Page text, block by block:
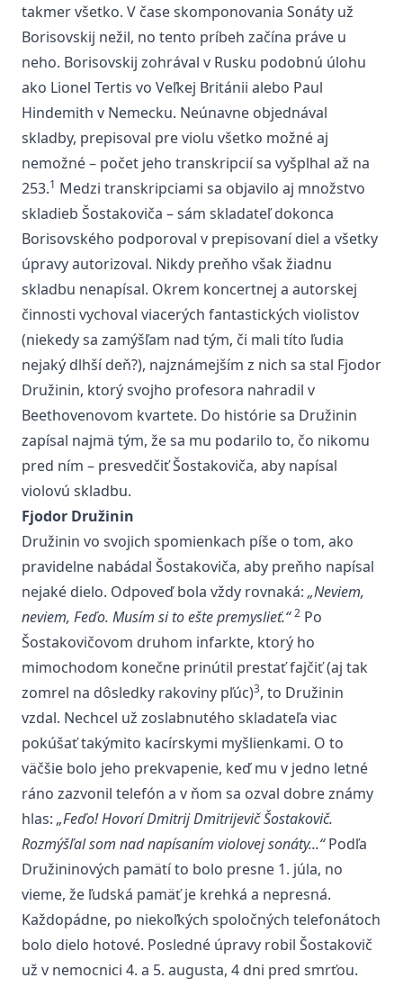
takmer všetko. V čase skomponovania Sonáty už
Borisovskij nežil, no tento príbeh začína práve u
neho. Borisovskij zohrával v Rusku podobnú úlohu
ako Lionel Tertis vo Veľkej Británii alebo Paul
Hindemith v Nemecku. Neúnavne objednával
skladby, prepisoval pre violu všetko možné aj
nemožné – počet jeho transkripcií sa vyšplhal až na
253.1 Medzi transkripciami sa objavilo aj množstvo
skladieb Šostakoviča – sám skladateľ dokonca
Borisovského podporoval v prepisovaní diel a všetky
úpravy autorizoval. Nikdy preňho však žiadnu
skladbu nenapísal. Okrem koncertnej a autorskej
činnosti vychoval viacerých fantastických violistov
(niekedy sa zamýšľam nad tým, či mali títo ľudia
nejaký dlhší deň?), najznámejším z nich sa stal Fjodor
Družinin, ktorý svojho profesora nahradil v
Beethovenovom kvartete. Do histórie sa Družinin
zapísal najmä tým, že sa mu podarilo to, čo nikomu
pred ním – presvedčiť Šostakoviča, aby napísal
violovú skladbu.
Fjodor Družinin
Družinin vo svojich spomienkach píše o tom, ako
pravidelne nabádal Šostakoviča, aby preňho napísal
nejaké dielo. Odpoveď bola vždy rovnaká: „Neviem,
neviem, Feďo. Musím si to ešte premyslieť.“ 2 Po
Šostakovičovom druhom infarkte, ktorý ho
mimochodom konečne prinútil prestať fajčiť (aj tak
zomrel na dôsledky rakoviny pľúc)3, to Družinin
vzdal. Nechcel už zoslabnutého skladateľa viac
pokúšať takýmito kacírskymi myšlienkami. O to
väčšie bolo jeho prekvapenie, keď mu v jedno letné
ráno zazvonil telefón a v ňom sa ozval dobre známy
hlas: „Feďo! Hovorí Dmitrij Dmitrijevič Šostakovič.
Rozmýšľal som nad napísaním violovej sonáty...“Podľa
Družininových pamätí to bolo presne 1. júla, no
vieme, že ľudská pamäť je krehká a nepresná.
Každopádne, po niekoľkých spoločných telefonátoch
bolo dielo hotové. Posledné úpravy robil Šostakovič
už v nemocnici 4. a 5. augusta, 4 dni pred smrťou.